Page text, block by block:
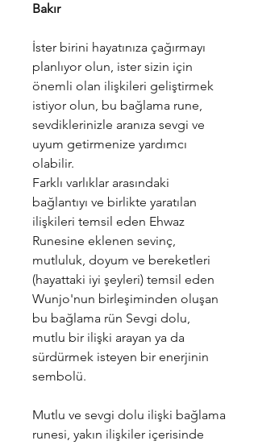
Bakır
İster birini hayatınıza çağırmayı
planlıyor olun, ister sizin için
önemli olan ilişkileri geliştirmek
istiyor olun, bu bağlama rune,
sevdiklerinizle aranıza sevgi ve
uyum getirmenize yardımcı
olabilir.
Farklı varlıklar arasındaki
bağlantıyı ve birlikte yaratılan
ilişkileri temsil eden Ehwaz
Runesine eklenen sevinç,
mutluluk, doyum ve bereketleri
(hayattaki iyi şeyleri) temsil eden
Wunjo'nun birleşiminden oluşan
bu bağlama rün Sevgi dolu,
mutlu bir ilişki arayan ya da
sürdürmek isteyen bir enerjinin
sembolü.
Mutlu ve sevgi dolu ilişki bağlama
runesi, yakın ilişkiler içerisinde